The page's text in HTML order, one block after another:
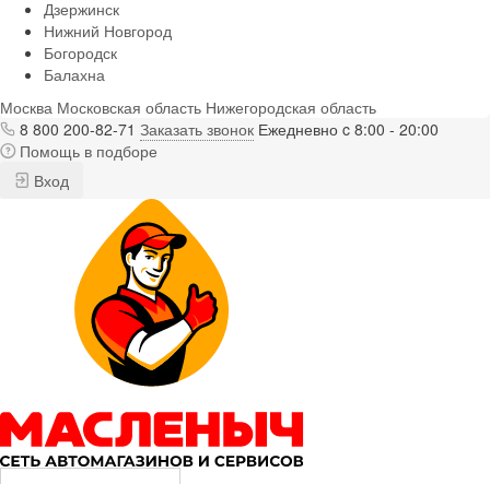
Дзержинск
Нижний Новгород
Богородск
Балахна
Москва Московская область Нижегородская область
8 800 200-82-71 Заказать звонок Ежедневно c 8:00 - 20:00
Помощь в подборе
Вход